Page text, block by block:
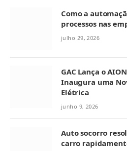
Como a
processos nas
julho 29, 2026
GAC Lança o
Inaugura uma
Elétrica
junho 9, 2026
Auto socorro
carro